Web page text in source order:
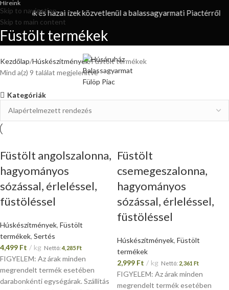
Skip to navigation
Skip to main content
Híreink
és hazai ízek közvetlenül a balassagyarmati Piactérről
Füstölt termékek
Kezdőlap Húskészítmények Füstölt termékek
Mind a(z) 9 találat megjelenítve
Kategóriák
Füstölt angolszalonna,
hagyományos
sózással, érleléssel,
füstöléssel
Húskészítmények, Füstölt
termékek, Sertés
4,499 Ft kg Nettó:4,285Ft
FIGYELEM: Az árak minden
megrendelt termék esetében
darabonkénti egységárak. Szállítás
Füstölt
csemegeszalonna,
hagyományos
sózással, érleléssel,
füstöléssel
Húskészítmények, Füstölt
termékek
2,999 Ft kg Nettó: 2,361 Ft
FIGYELEM: Az árak minden
megrendelt termék esetében